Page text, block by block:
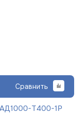
Сравнить
Т400-1Р